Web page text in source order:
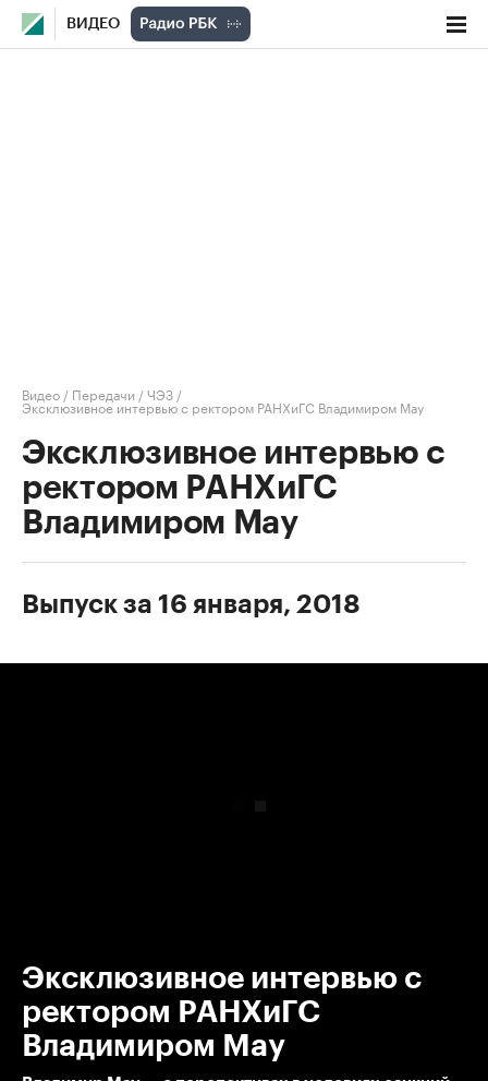
ВИДЕО
Видео / Передачи /ЧЭЗ /
Эксклюзивное интервью с ректором РАНХиГС Владимиром Мау
Эксклюзивное интервью с
ректором РАНХиГС
Владимиром Мау
Выпуск за 16 января, 2018
Эксклюзивное интервью с
ректором РАНХиГС
Владимиром Мау